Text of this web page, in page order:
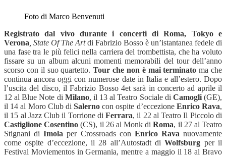
Foto di Marco Benvenuti
Registrato dal vivo durante i concerti di Roma, Tokyo e
Verona , State Of The Artdi Fabrizio Bosso è un’istantanea fedele di
una fase tra le più felici nella carriera del trombettista, che ha voluto
fissare su un album alcuni momenti memorabili del tour dell’anno
scorso con il suo quartetto.Tour che non è mai terminato ma che
continua ancora oggi con numerose date in Italia e all’estero. Dopo
l’uscita del disco, il Fabrizio Bosso 4et sarà in concerto ad aprile il
12 al Blue Note di Milano, il 13 al Teatro Sociale di Camogli(GE),
il 14 al Moro Club diSalerno con ospite d’eccezione Enrico Rava,
il 15 al Jazz Club il Torrione diFerrara, il 22 al Teatro Il Piccolo di
Castiglione Cosentino (CS), il 26 al Monk diRoma, il 27 al Teatro
Stignani diImola per Crossroads con Enrico Rava nuovamente
come ospite d’eccezione, il 28 all’Autostadt diWolfsburg per il
Festival Moviementos in Germania, mentre a maggio il 18 al Bravo